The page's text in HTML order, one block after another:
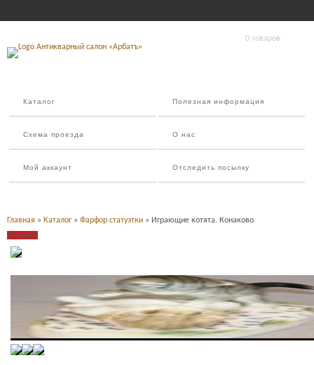
0 товаров
Каталог Полезная информация
Схема проезда О нас
Мой аккаунт Отследить посылку
Главная » Каталог » Фарфор статуэтки » Играющие котята. Конаково
Продано